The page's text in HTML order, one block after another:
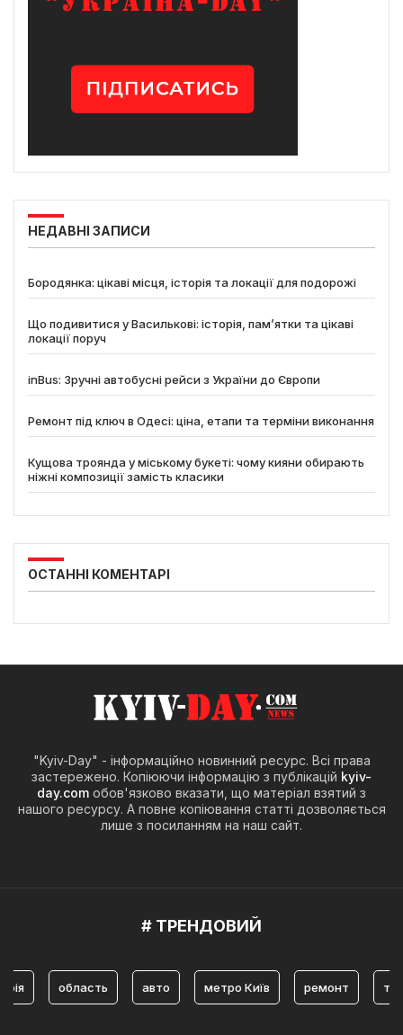
НЕДАВНІ ЗАПИСИ
Бородянка: цікаві місця, історія та локації для подорожі
Що подивитися у Василькові: історія, пам’ятки та цікаві
локації поруч
inBus: Зручні автобусні рейси з України до Європи
Ремонт під ключ в Одесі: ціна, етапи та терміни виконання
Кущова троянда у міському букеті: чому кияни обирають
ніжні композиції замість класики
ОСТАННІ КОМЕНТАРІ
"Kyiv-Day" - інформаційно новинний ресурс. Всі права
застережено. Копіюючи інформацію з публікацій kyiv-
day.com обов'язково вказати, що матеріал взятий з
нашого ресурсу. А повне копіювання статті дозволяється
лише з посиланням на наш сайт.
# ТРЕНДОВИЙ
область метро Київ ремонт